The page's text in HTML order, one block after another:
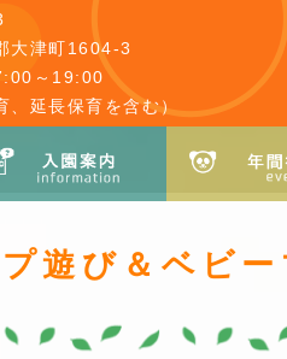
大津町1604-3
～19:00
、延長保育を含む）
遊び＆ベビー